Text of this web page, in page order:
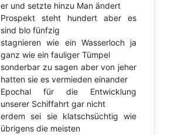
er und setzte hinzu Man ändert
Prospekt steht hundert aber es
sind blo fünfzig
stagnieren wie ein Wasserloch ja
ganz wie ein fauliger Tümpel
sonderbar zu sagen aber von jeher
hatten sie es vermieden einander
Epochal für die Entwicklung
unserer Schiffahrt gar nicht
erdem sei sie klatschsüchtig wie
übrigens die meisten